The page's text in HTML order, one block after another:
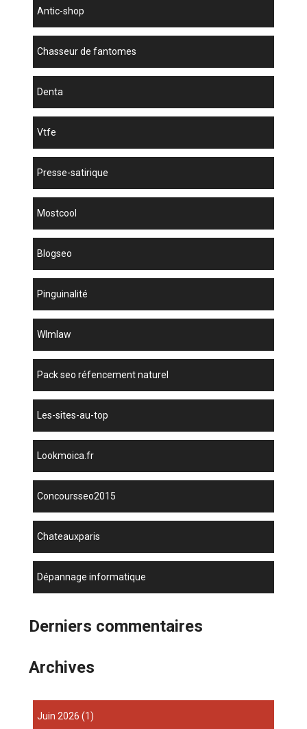
antic-shop
chasseur de fantomes
denta
vtfe
presse-satirique
mostcool
blogseo
Pinguinalité
wlmlaw
pack seo réfencement naturel
les-sites-au-top
lookmoica.fr
concoursseo2015
chateauxparis
dépannage informatique
Derniers commentaires
Archives
juin 2026 (1)